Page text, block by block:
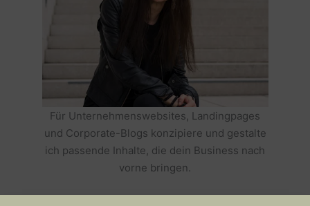
Für Unternehmenswebsites, Landingpages
und Corporate-Blogs konzipiere und gestalte
ich passende Inhalte, die dein Business nach
vorne bringen.